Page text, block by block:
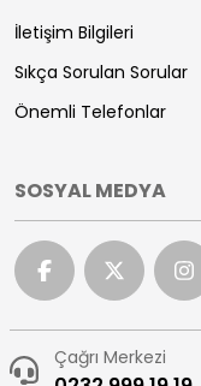
İletişim Bilgileri
Sıkça Sorulan Sorular
Önemli Telefonlar
SOSYAL MEDYA
Çağrı Merkezi